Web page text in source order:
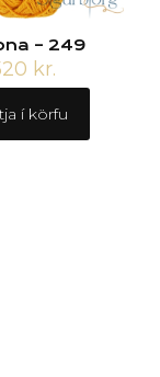
– 249
kr.
í körfu